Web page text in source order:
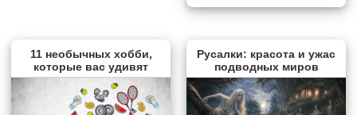
11 необычных хобби,
которые вас удивят
Русалки: красота и ужас
подводных миров